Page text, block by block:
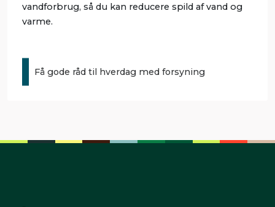
vandforbrug, så du kan reducere spild af vand og
varme.
Få gode råd til hverdag med forsyning